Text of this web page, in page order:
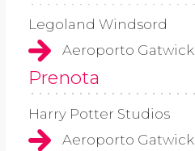
Legoland Windsord
Aeroporto Gatwick
Prenota
Harry Potter Studios
Aeroporto Gatwick